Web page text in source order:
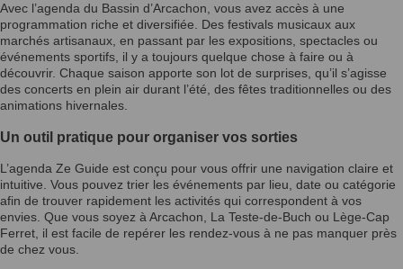
Avec l’agenda du Bassin d’Arcachon, vous avez accès à une
programmation riche et diversifiée. Des festivals musicaux aux
marchés artisanaux, en passant par les expositions, spectacles ou
événements sportifs, il y a toujours quelque chose à faire ou à
découvrir. Chaque saison apporte son lot de surprises, qu’il s’agisse
des concerts en plein air durant l’été, des fêtes traditionnelles ou des
animations hivernales.
Un outil pratique pour organiser vos sorties
L’agenda Ze Guide est conçu pour vous offrir une navigation claire et
intuitive. Vous pouvez trier les événements par lieu, date ou catégorie
afin de trouver rapidement les activités qui correspondent à vos
envies. Que vous soyez à Arcachon, La Teste-de-Buch ou Lège-Cap
Ferret, il est facile de repérer les rendez-vous à ne pas manquer près
de chez vous.